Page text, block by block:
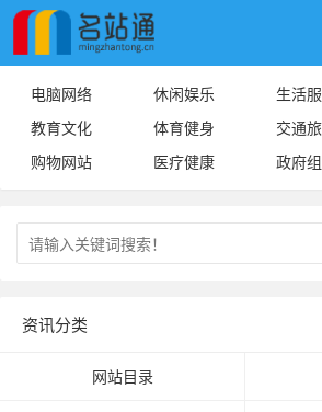
电脑网络 休闲娱乐 生活
教育文化
体育健身 交通
购物网站
医疗健康 政府
资讯分类
网站目录